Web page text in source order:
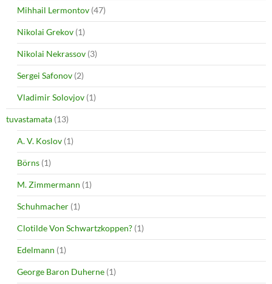
Mihhail Lermontov (47)
Nikolai Grekov (1)
Nikolai Nekrassov (3)
Sergei Safonov (2)
Vladimir Solovjov (1)
tuvastamata (13)
A. V. Koslov (1)
Börns (1)
M. Zimmermann (1)
Schuhmacher (1)
Clotilde Von Schwartzkoppen? (1)
Edelmann (1)
George Baron Duherne (1)